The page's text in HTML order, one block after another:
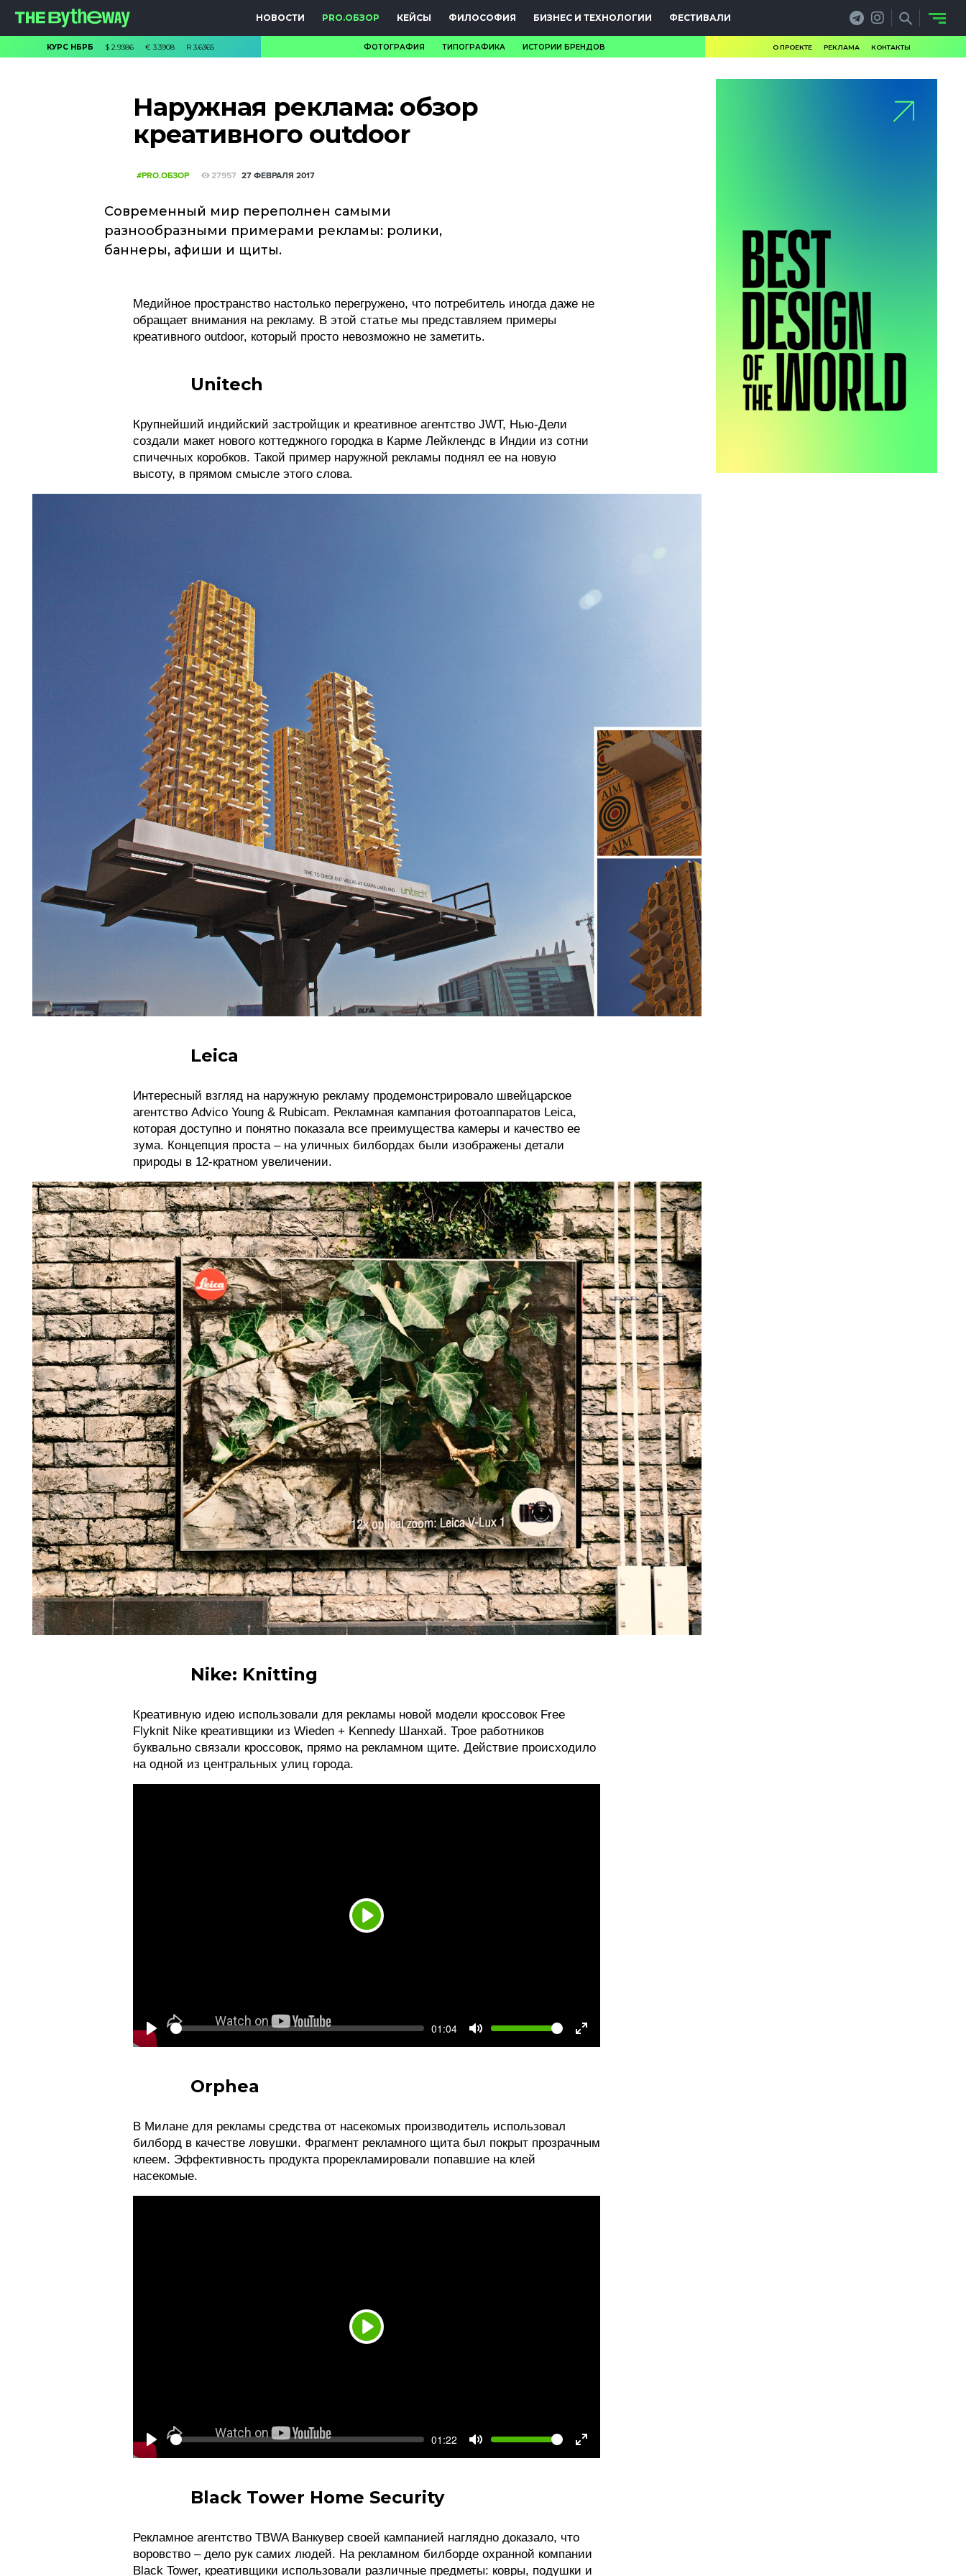
НОВОСТИ PRO.ОБЗОР КЕЙСЫ ФИЛОСОФИЯ БИЗНЕС И ТЕХНОЛОГИИ ФЕСТИВАЛИ
КУРС НБРБ $2.9386 € 3.3908 R3.6365 ФОТОГРАФИЯ ТИПОГРАФИКА ИСТОРИИ БРЕНДОВ О ПРОЕКТЕ РЕКЛАМА КОНТАКТЫ
Наружная реклама: обзор
креативного outdoor
#PRO.ОБЗОР 27957 27 ФЕВРАЛЯ 2017
Современный мир переполнен самыми
разнообразными примерами рекламы: ролики,
баннеры, афиши и щиты.
Медийное пространство настолько перегружено, что потребитель иногда даже не
обращает внимания на рекламу. В этой статье мы представляем примеры
креативного outdoor, который просто невозможно не заметить.
Unitech
Крупнейший индийский застройщик и креативное агентство JWT, Нью-Дели
создали макет нового коттеджного городка в Карме Лейклендс в Индии из сотни
спичечных коробков. Такой пример наружной рекламы поднял ее на новую
высоту, в прямом смысле этого слова.
Leica
Интересный взгляд на наружную рекламу продемонстрировало швейцарское
агентство Advico Young & Rubicam. Рекламная кампания фотоаппаратов Leica,
которая доступно и понятно показала все преимущества камеры и качество ее
зума. Концепция проста – на уличных билбордах были изображены детали
природы в 12-кратном увеличении.
Nike: Knitting
Креативную идею использовали для рекламы новой модели кроссовок Free
Flyknit Nike креативщики из Wieden + Kennedy Шанхай. Трое работников
буквально связали кроссовок, прямо на рекламном щите. Действие происходило
на одной из центральных улиц города.
Play
Play
Seek Current
01:04
Volume
Orphea
В Милане для рекламы средства от насекомых производитель использовал
билборд в качестве ловушки. Фрагмент рекламного щита был покрыт прозрачным
клеем. Эффективность продукта прорекламировали попавшие на клей
насекомые.
Play
Play
Seek Current
01:22
Volume
Black Tower Home Security
Рекламное агентство TBWA Ванкувер своей кампанией наглядно доказало, что
воровство – дело рук самих людей. На рекламном билборде охранной компании
Black Tower, креативщики использовали различные предметы: ковры, подушки и
PRO.ОБЗОР
БИЗНЕС И
ФЕСТИВАЛИ
О ПРОЕКТЕ